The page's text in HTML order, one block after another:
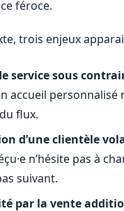
féroce.
trois enjeux
service sous
accueil personnalisé
flux.
d’une clientèle
n’hésite pas à
suivant.
par la vente